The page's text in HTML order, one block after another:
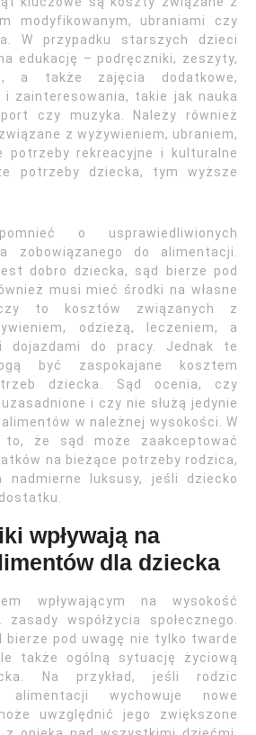
modyfikowanym, ubraniami czy
W przypadku starszych dzieci
edukację – podręczniki, zeszyty,
a także zajęcia dodatkowe,
zainteresowania, takie jak nauka
czy muzyka. Należy również
z wyżywieniem, ubraniem,
potrzeby rekreacyjne i kulturalne
potrzeby dziecka, tym wyższe
o usprawiedliwionych
zobowiązanego do alimentacji.
dobro dziecka, sąd bierze pod
musi mieć środki na własne
to kosztów związanych z
odzieżą, leczeniem, a
dojazdami do pracy. Jednak te
być zaspokajane kosztem
dziecka. Sąd ocenia, czy
i czy nie służą jedynie
w należnej wysokości. W
to, że sąd może zaakceptować
na bieżące potrzeby rodzica,
nadmierne luksusy, jeśli dziecko
wpływają na
dla dziecka
wpływającym na wysokość
współżycia społecznego.
bierze pod uwagę nie tylko twarde
także ogólną sytuację życiową
Na przykład, jeśli rodzic
alimentacji wychowuje nowe
uwzględnić jego zwiększone